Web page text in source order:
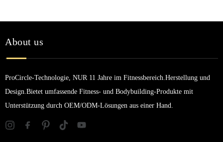
About us
ProCircle-Technologie, NUR 11 Jahre im Fitnessbereich.Herstellung und
Design.Bietet umfassende Fitness- und Bodybuilding-Produkte mit
Unterstützung durch OEM/ODM-Lösungen aus einer Hand.